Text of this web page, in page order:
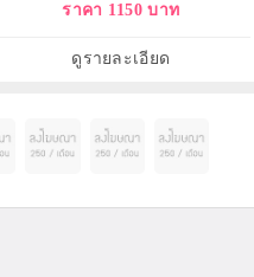
ราคา 1150 บาท
ดูรายละเอียด